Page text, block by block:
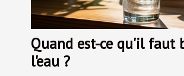
Quand est-ce qu'il faut
l'eau ?